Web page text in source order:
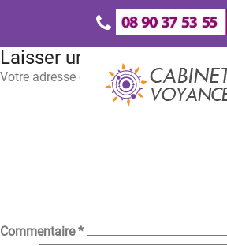
Laisser un commentaire
Votre adresse e-mail ne sera pas publiée.
Commentaire*